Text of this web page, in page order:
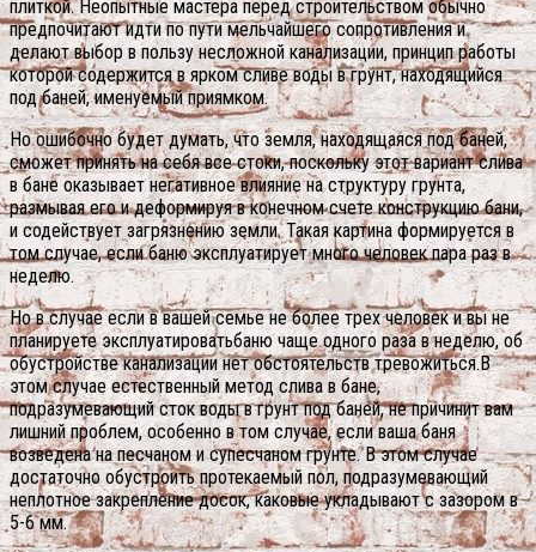
плиткой. Неопытные мастера перед строительством обычно
предпочитают идти по пути мельчайшего сопротивления и
делают выбор в пользу несложной канализации, принцип работы
которой содержится в ярком сливе воды в грунт, находящийся
под баней, именуемый приямком.
Но ошибочно будет думать, что земля, находящаяся под баней,
сможет принять на себя все стоки, поскольку этот вариант слива
в бане оказывает негативное влияние на структуру грунта,
размывая его и деформируя в конечном счете конструкцию бани,
и содействует загрязнению земли. Такая картина формируется в
том случае, если баню эксплуатирует много человек пара раз в
неделю.
Но в случае если в вашей семье не более трех человек и вы не
планируете эксплуатироватьбаню чаще одного раза в неделю, об
обустройстве канализации нет обстоятельств тревожиться.В
этом случае естественный метод слива в бане,
подразумевающий сток воды в грунт под баней, не причинит вам
лишний проблем, особенно в том случае, если ваша баня
возведена на песчаном и супесчаном грунте. В этом случае
достаточно обустроить протекаемый пол, подразумевающий
неплотное закрепление досок, каковые укладывают с зазором в
5-6 мм.